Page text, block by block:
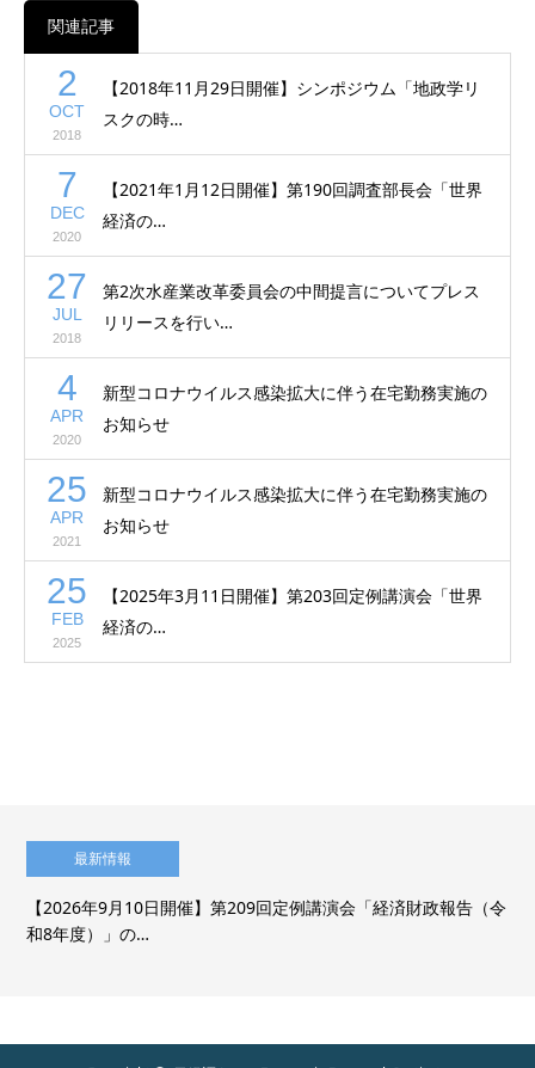
関連記事
2
OCT
2018
【2018年11月29日開催】シンポジウム「地政学リ
スクの時…
7
DEC
2020
【2021年1月12日開催】第190回調査部長会「世界
経済の…
27
JUL
2018
第2次水産業改革委員会の中間提言についてプレス
リリースを行い…
4
APR
2020
新型コロナウイルス感染拡大に伴う在宅勤務実施の
お知らせ
25
APR
2021
新型コロナウイルス感染拡大に伴う在宅勤務実施の
お知らせ
25
FEB
2025
【2025年3月11日開催】第203回定例講演会「世界
経済の…
最新情報
【2026年9月10日開催】第209回定例講演会「経済財政報告（令
和8年度）」の…